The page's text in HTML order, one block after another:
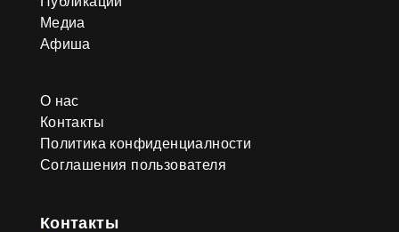
Медиа
Афиша
О нас
Контакты
Политика конфиденциалности
Соглашения пользователя
Контакты